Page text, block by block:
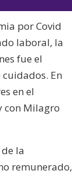
teclas
de
flecha
arriba/abajo
para
aumentar
o
volumen.
por Covid
laboral, la
fue el
En
en el
con Milagro
la
remunerado,